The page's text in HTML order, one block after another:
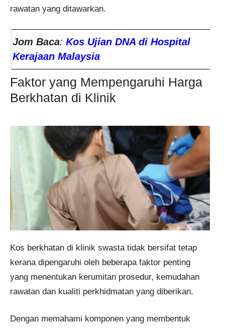
rawatan yang ditawarkan.
Jom Baca: Kos Ujian DNA di Hospital
Kerajaan Malaysia
Faktor yang Mempengaruhi Harga
Berkhatan di Klinik
Kos berkhatan di klinik swasta tidak bersifat tetap
kerana dipengaruhi oleh beberapa faktor penting
yang menentukan kerumitan prosedur, kemudahan
rawatan dan kualiti perkhidmatan yang diberikan.
Dengan memahami komponen yang membentuk